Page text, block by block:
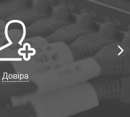
Довіра